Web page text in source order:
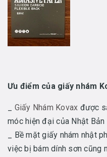
Ưu điểm của giấy nhám
Giấy Nhám Kovax được
móc hiện đại của Nhật Bản
_ Bề mặt giấy nhám nhật
việc bị bám dính sơn cũng